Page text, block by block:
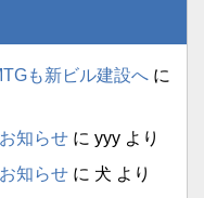
も新ビル建設へ に
知らせ に yyy より
知らせ に 犬 より